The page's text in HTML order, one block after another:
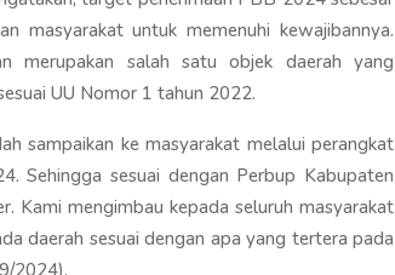
masyarakat untuk memenuhi kewajibannya.
merupakan salah satu objek daerah yang
UU Nomor 1 tahun 2022.
sampaikan ke masyarakat melalui perangkat
Sehingga sesuai dengan Perbup Kabupaten
Kami mengimbau kepada seluruh masyarakat
daerah sesuai dengan apa yang tertera pada
2024).